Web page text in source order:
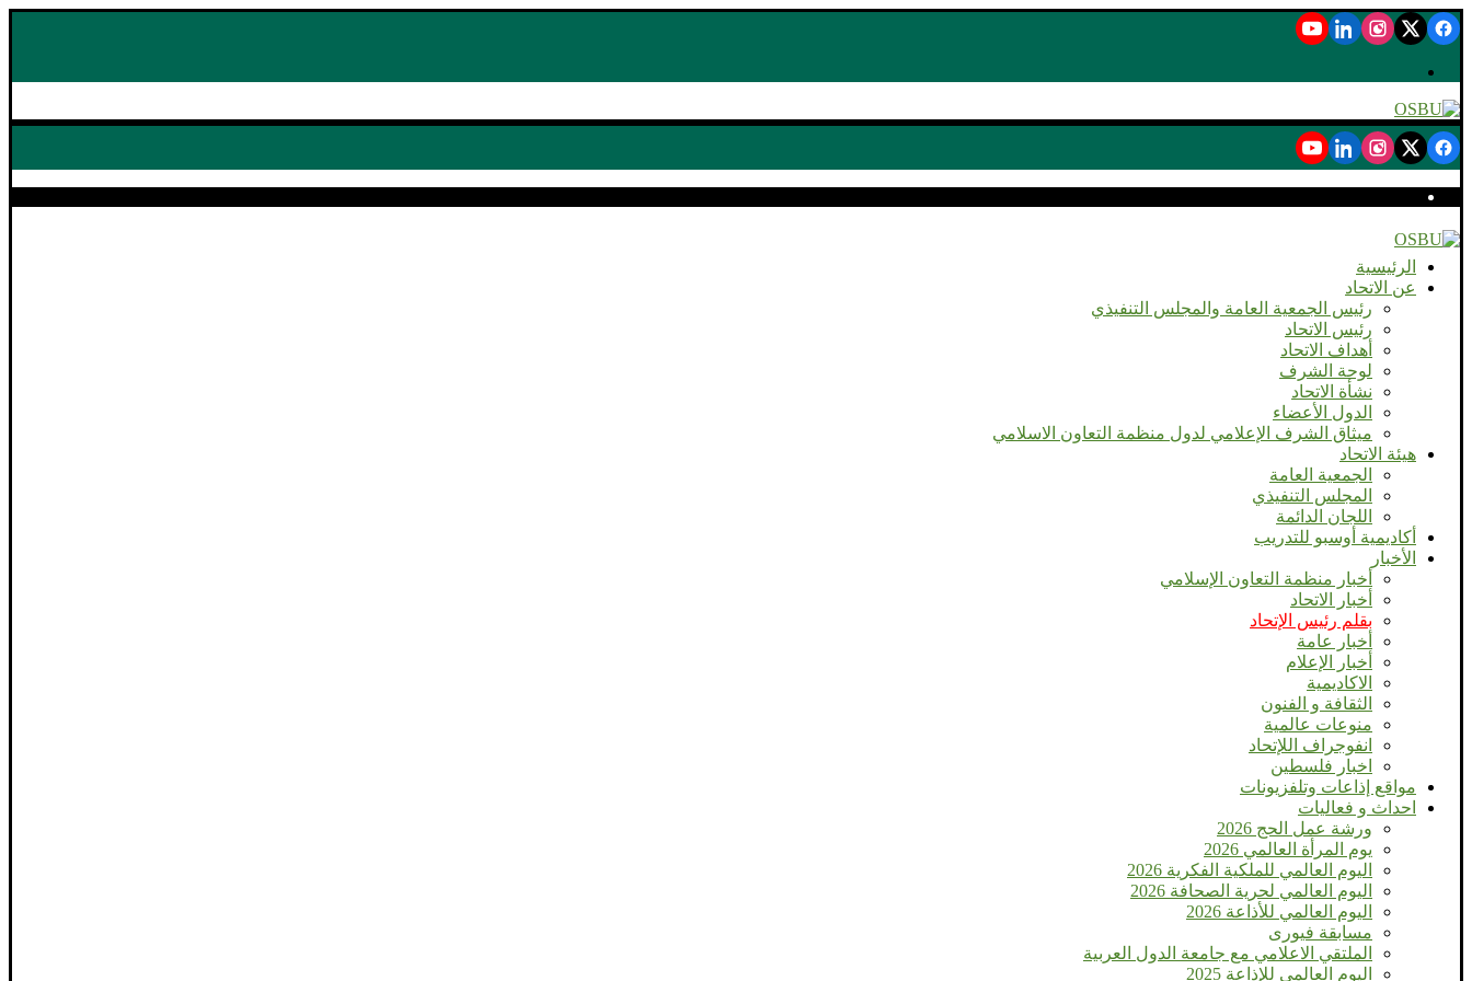
الرئيسية
عن الاتحاد
رئيس الجمعية العامة والمجلس التنفيذي
رئيس الاتحاد
أهداف الاتحاد
لوحة الشرف
نشأة الاتحاد
الدول الأعضاء
ميثاق الشرف الإعلامي لدول منظمة التعاون الاسلامي
هيئة الاتحاد
الجمعية العامة
المجلس التنفيذي
اللجان الدائمة
أكاديمية أوسبو للتدريب
الأخبار
أخبار منظمة التعاون الإسلامي
أخبار الاتحاد
بقلم رئيس الإتحاد
أخبار عامة
أخبار الإعلام
الاكاديمية
الثقافة و الفنون
منوعات عالمية
انفوجراف اللإتحاد
اخبار فلسطين
مواقع إذاعات وتلفزيونات
احداث و فعاليات
ورشة عمل الحج 2026
يوم المرأة العالمي 2026
اليوم العالمي للملكية الفكرية 2026
اليوم العالمي لحرية الصحافة 2026
اليوم العالمي للأذاعة 2026
مسابقة فيورى
الملتقي الاعلامي مع جامعة الدول العربية
اليوم العالمى للإذاعة 2025